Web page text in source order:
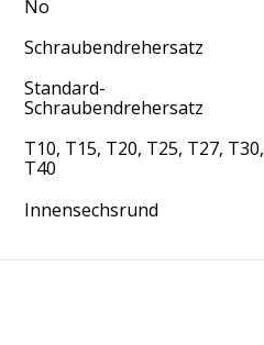
No
Schraubendrehersatz
Standard-
Schraubendrehersatz
T10, T15, T20, T25, T27, T30,
T40
Innensechsrund